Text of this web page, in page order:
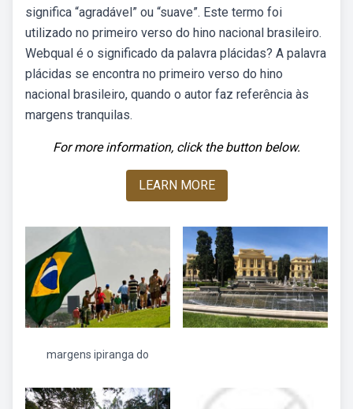
significa “agradável” ou “suave”. Este termo foi
utilizado no primeiro verso do hino nacional brasileiro.
Webqual é o significado da palavra plácidas? A palavra
plácidas se encontra no primeiro verso do hino
nacional brasileiro, quando o autor faz referência às
margens tranquilas.
For more information, click the button below.
LEARN MORE
margens ipiranga do